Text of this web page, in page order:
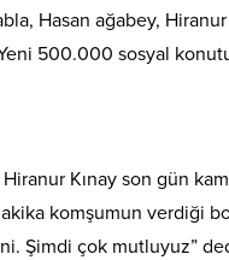
Hasan ağabey,
500.000 sosyal
Kınay son gün
komşumun verdiği
Şimdi çok mutluyuz”